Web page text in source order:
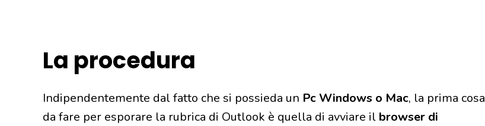
La procedura
Indipendentemente dal fatto che si possieda un Pc Windows o Mac, la prima cosa
da fare per esporare la rubrica di Outlook è quella di avviare il browser di